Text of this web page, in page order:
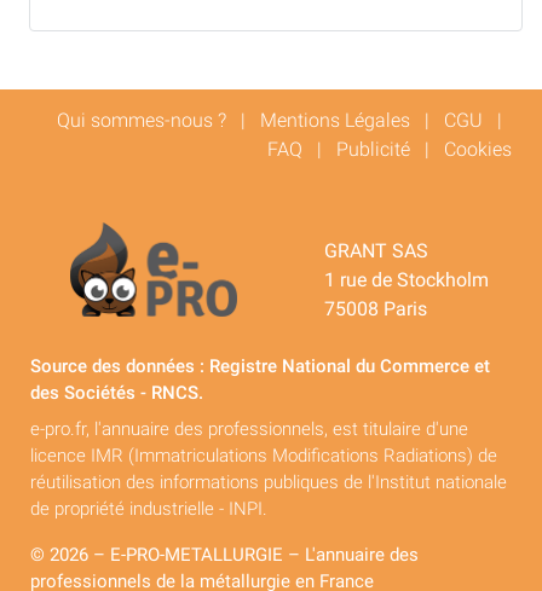
Qui sommes-nous ? | Mentions Légales | CGU |
FAQ | Publicité | Cookies
GRANT SAS
1 rue de Stockholm
75008 Paris
Source des données : Registre National du Commerce et
des Sociétés - RNCS.
e-pro.fr, l'annuaire des professionnels, est titulaire d'une
licence IMR (Immatriculations Modifications Radiations) de
réutilisation des informations publiques de l'Institut nationale
de propriété industrielle - INPI.
© 2026 – E-PRO-METALLURGIE – L'annuaire des
professionnels de la métallurgie en France